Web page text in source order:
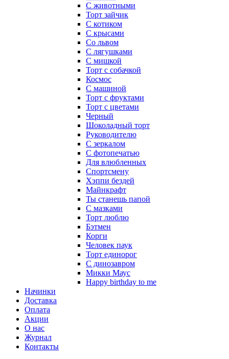
С животными
Торт зайчик
С котиком
С крысами
Со львом
С лягушками
С мишкой
Торт с собачкой
Космос
С машиной
Торт с фруктами
Торт с цветами
Черный
Шоколадный торт
Руководителю
С зеркалом
С фотопечатью
Для влюбленных
Спортсмену
Хэппи бездей
Майнкрафт
Ты станешь папой
С мазками
Торт люблю
Бэтмен
Корги
Человек паук
Торт единорог
С динозавром
Микки Маус
Happy birthday to me
Начинки
Доставка
Оплата
Акции
О нас
Журнал
Контакты